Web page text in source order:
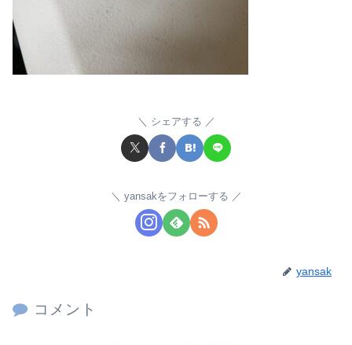
シェアする
yansakをフォローする
yansak
コメント